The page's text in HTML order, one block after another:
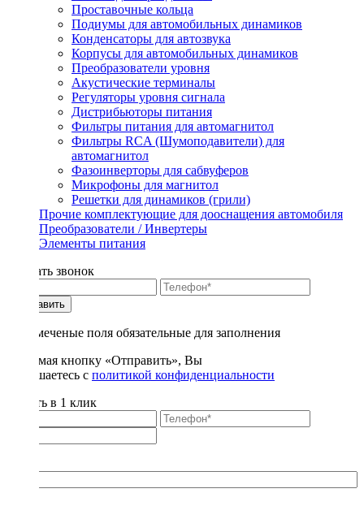
Проставочные кольца
Подиумы для автомобильных динамиков
Конденсаторы для автозвука
Корпусы для автомобильных динамиков
Преобразователи уровня
Акустические терминалы
Регуляторы уровня сигнала
Дистрибьюторы питания
Фильтры питания для автомагнитол
Фильтры RCA (Шумоподавители) для
автомагнитол
Фазоинверторы для сабвуферов
Микрофоны для магнитол
Решетки для динамиков (грили)
Прочие комплектующие для дооснащения автомобиля
Преобразователи / Инвертеры
Элементы питания
Заказать звонок
Отправить
* - отмеченые поля обязательные для заполнения
Нажимая кнопку «Отправить», Вы
соглашаетесь с политикой конфиденциальности
Купить в 1 клик